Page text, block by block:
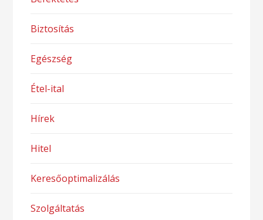
Biztosítás
Egészség
Étel-ital
Hírek
Hitel
Keresőoptimalizálás
Szolgáltatás